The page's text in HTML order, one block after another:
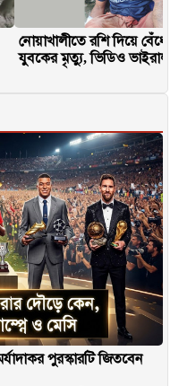
নোয়াখালীতে রশি দিয়ে বেঁধে
যুবকের মৃত্যু, ভিডিও ভাইরাল
পুরস্কারটি জিতবেন